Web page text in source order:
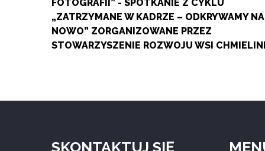
FOTOGRAFII” - SPOTKANIE Z CYKLU
„ZATRZYMANE W KADRZE – ODKRYWAMY NA
NOWO” ZORGANIZOWANE PRZEZ
STOWARZYSZENIE ROZWOJU WSI
SKONTAKTUJ SIĘ